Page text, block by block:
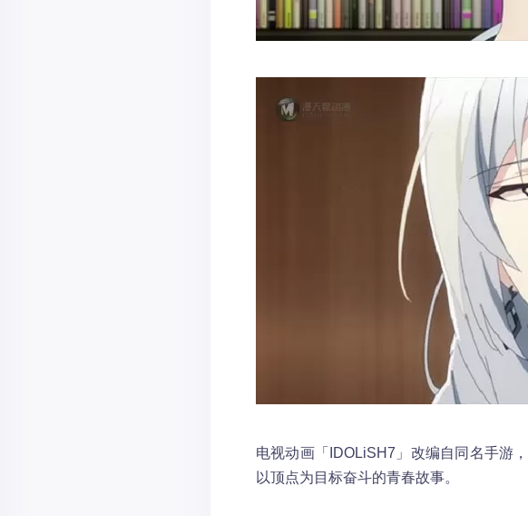
电视动画「IDOLiSH7」改编自同名手游
以顶点为目标奋斗的青春故事。